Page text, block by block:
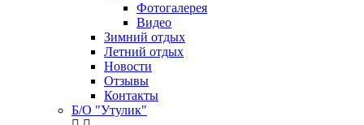
Фотогалерея
Видео
Зимний отдых
Летний отдых
Новости
Отзывы
Контакты
Б/О "Утулик"